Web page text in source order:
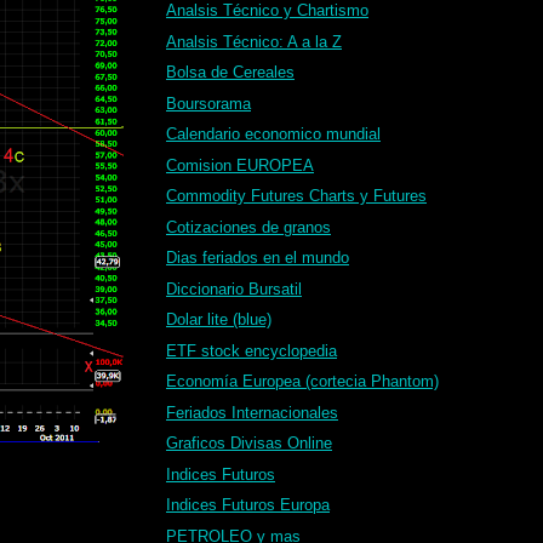
Analsis Técnico y Chartismo
Analsis Técnico: A a la Z
Bolsa de Cereales
Boursorama
Calendario economico mundial
Comision EUROPEA
Commodity Futures Charts y Futures
Cotizaciones de granos
Dias feriados en el mundo
Diccionario Bursatil
Dolar lite (blue)
ETF stock encyclopedia
Economía Europea (cortecia Phantom)
Feriados Internacionales
Graficos Divisas Online
Indices Futuros
Indices Futuros Europa
PETROLEO y mas